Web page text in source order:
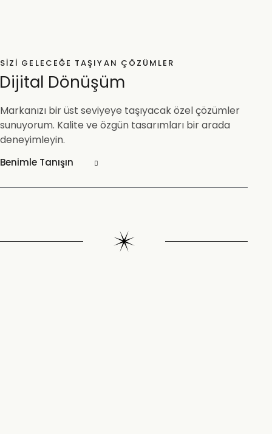
SIZI GELECEĞE TAŞIYAN ÇÖZÜMLER
Dijital Dönüşüm
Markanızı bir üst seviyeye taşıyacak özel çözümler
sunuyorum. Kalite ve özgün tasarımları bir arada
deneyimleyin.
Benimle Tanışın